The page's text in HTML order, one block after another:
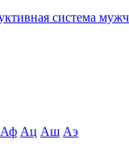
система
Аф Ац Аш Аэ